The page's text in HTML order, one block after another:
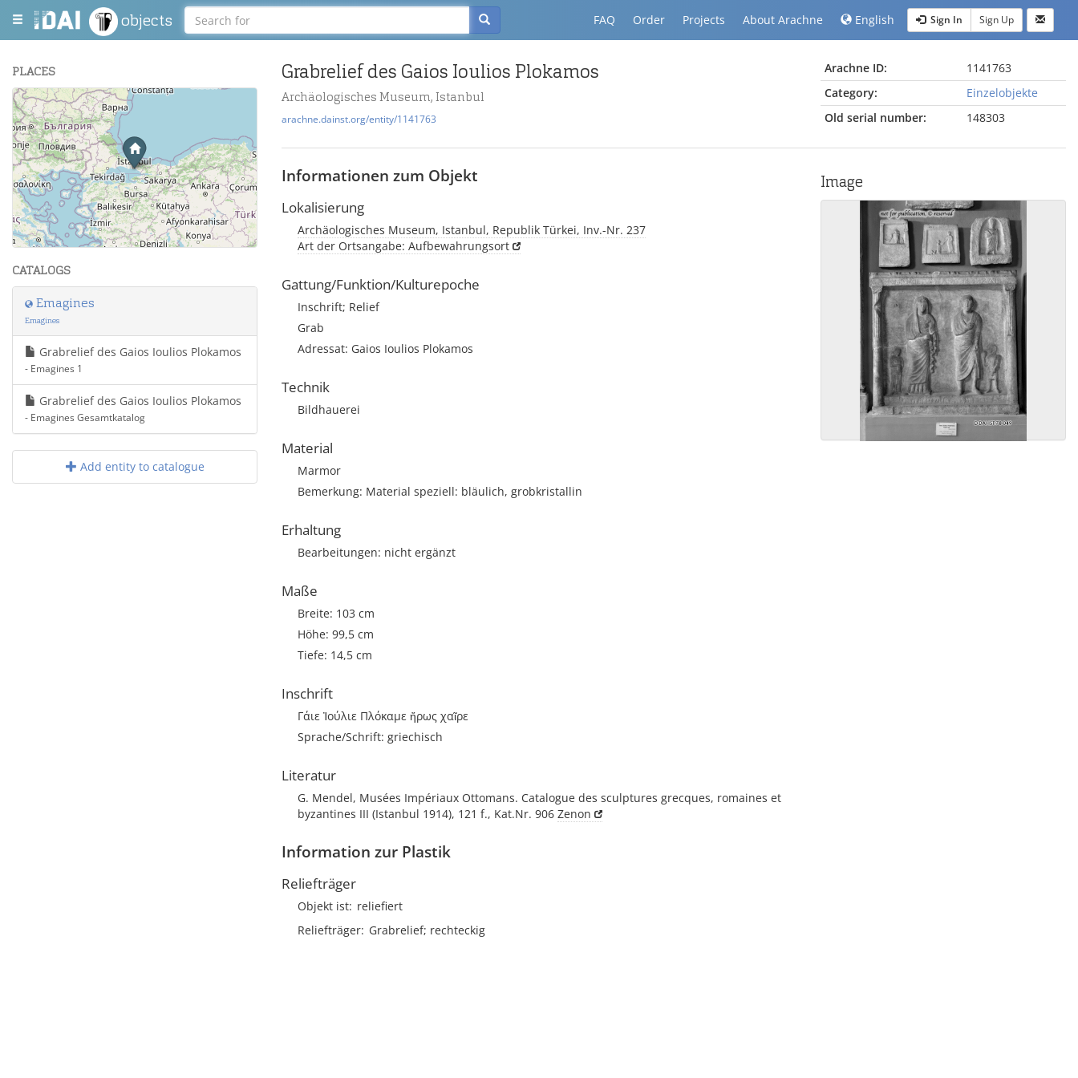
objects FAQ Order Projects About Arachne English Sign In Sign Up
PLACES
+
−
Leaflet| Maps and Data ©OpenStreetMap.
CATALOGS
Emagines
Emagines
Grabrelief des Gaios Ioulios Plokamos
- Emagines 1
Grabrelief des Gaios Ioulios Plokamos
- Emagines Gesamtkatalog
Add entity to catalogue
Grabrelief des Gaios Ioulios Plokamos
Archäologisches Museum, Istanbul
arachne.dainst.org/entity/1141763
Arachne ID:
1141763
Category:
Einzelobjekte
Old serial number:
148303
Informationen zum Objekt
Lokalisierung
Archäologisches Museum, Istanbul, Republik Türkei, Inv.-Nr. 237
Art der Ortsangabe: Aufbewahrungsort
Gattung/Funktion/Kulturepoche
Inschrift; Relief
Grab
Adressat: Gaios Ioulios Plokamos
Technik
Bildhauerei
Material
Marmor
Bemerkung: Material speziell: bläulich, grobkristallin
Erhaltung
Bearbeitungen: nicht ergänzt
Maße
Breite: 103 cm
Höhe: 99,5 cm
Tiefe: 14,5 cm
Inschrift
Γάιε Ἰούλιε Πλόκαμε ἤρως χαῖρε
Sprache/Schrift: griechisch
Literatur
G. Mendel, Musées Impériaux Ottomans. Catalogue des sculptures grecques, romaines et
byzantines III (Istanbul 1914), 121 f., Kat.Nr. 906 Zenon
Information zur Plastik
Reliefträger
Objekt ist reliefiert
Reliefträger Grabrelief; rechteckig
Image